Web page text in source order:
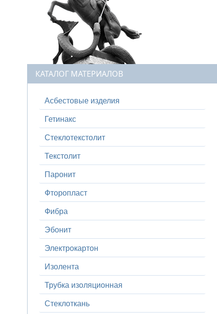
КАТАЛОГ МАТЕРИАЛОВ
Асбестовые изделия
Гетинакс
Стеклотекстолит
Текстолит
Паронит
Фторопласт
Фибра
Эбонит
Электрокартон
Изолента
Трубка изоляционная
Стеклоткань